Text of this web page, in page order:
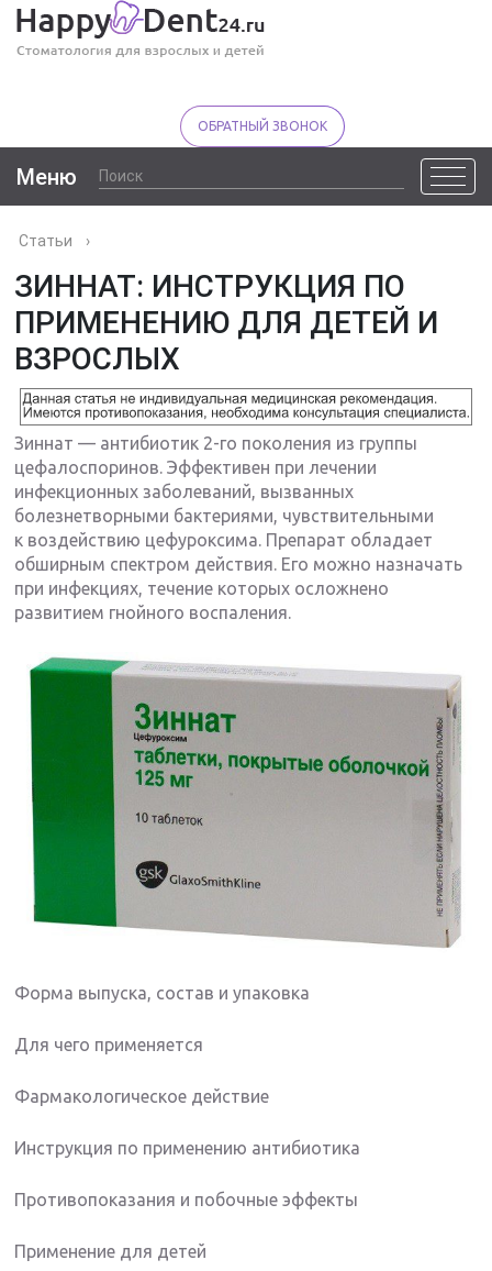
ОБРАТНЫЙ ЗВОНОК
Меню
Статьи ›
ЗИННАТ: ИНСТРУКЦИЯ ПО
ПРИМЕНЕНИЮ ДЛЯ ДЕТЕЙ И
ВЗРОСЛЫХ
Зиннат — антибиотик 2-го поколения из группы
цефалоспоринов. Эффективен при лечении
инфекционных заболеваний, вызванных
болезнетворными бактериями, чувствительными
к воздействию цефуроксима. Препарат обладает
обширным спектром действия. Его можно назначать
при инфекциях, течение которых осложнено
развитием гнойного воспаления.
Форма выпуска, состав и упаковка
Для чего применяется
Фармакологическое действие
Инструкция по применению антибиотика
Противопоказания и побочные эффекты
Применение для детей